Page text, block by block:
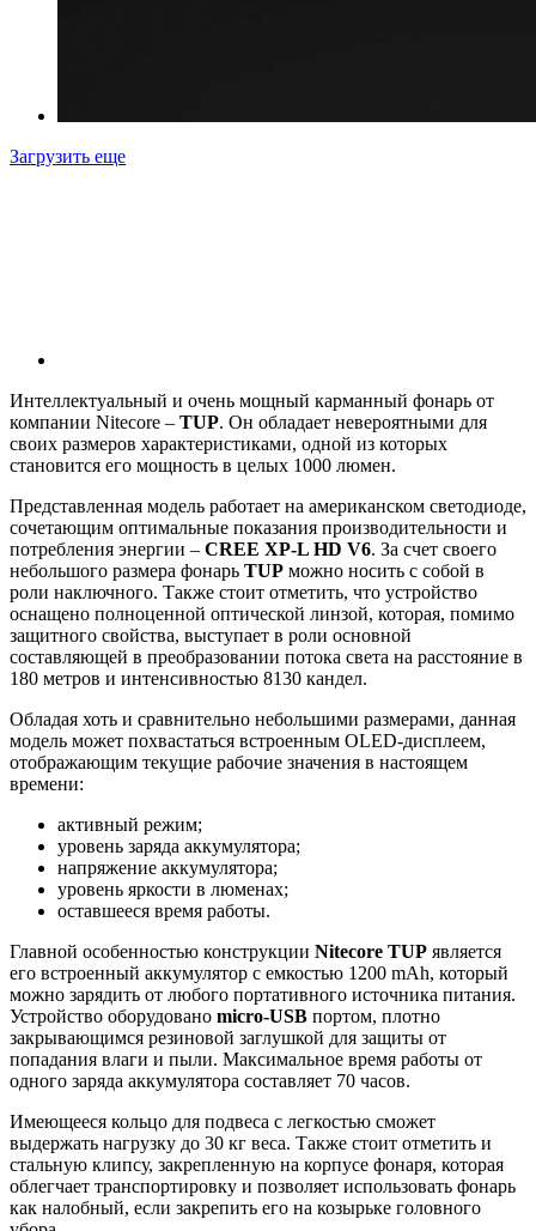
Загрузить еще
Интеллектуальный и очень мощный карманный фонарь от
компании Nitecore – TUP. Он обладает невероятными для
своих размеров характеристиками, одной из которых
становится его мощность в целых 1000 люмен.
Представленная модель работает на американском светодиоде,
сочетающим оптимальные показания производительности и
потребления энергии – CREE XP-L HD V6. За счет своего
небольшого размера фонарь TUP можно носить с собой в
роли наключного. Также стоит отметить, что устройство
оснащено полноценной оптической линзой, которая, помимо
защитного свойства, выступает в роли основной
составляющей в преобразовании потока света на расстояние в
180 метров и интенсивностью 8130 кандел.
Обладая хоть и сравнительно небольшими размерами, данная
модель может похвастаться встроенным OLED-дисплеем,
отображающим текущие рабочие значения в настоящем
времени:
активный режим;
уровень заряда аккумулятора;
напряжение аккумулятора;
уровень яркости в люменах;
оставшееся время работы.
Главной особенностью конструкции Nitecore TUP является
его встроенный аккумулятор с емкостью 1200 mAh, который
можно зарядить от любого портативного источника питания.
Устройство оборудовано micro-USB портом, плотно
закрывающимся резиновой заглушкой для защиты от
попадания влаги и пыли. Максимальное время работы от
одного заряда аккумулятора составляет 70 часов.
Имеющееся кольцо для подвеса с легкостью сможет
выдержать нагрузку до 30 кг веса. Также стоит отметить и
стальную клипсу, закрепленную на корпусе фонаря, которая
облегчает транспортировку и позволяет использовать фонарь
как налобный, если закрепить его на козырьке головного